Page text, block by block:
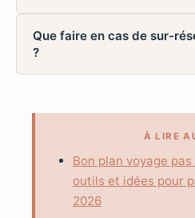
Que faire en cas de sur-
?
À LIRE
Bon plan voyage
outils et idées pour
2026